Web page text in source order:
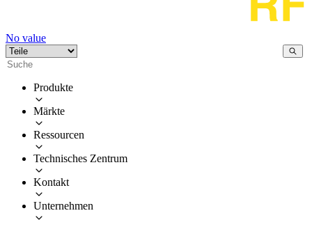
No value
Produkte
Märkte
Ressourcen
Technisches Zentrum
Kontakt
Unternehmen